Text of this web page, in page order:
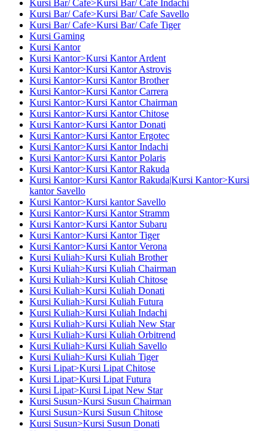
Kursi Bar/ Cafe>Kursi Bar/ Cafe Indachi
Kursi Bar/ Cafe>Kursi Bar/ Cafe Savello
Kursi Bar/ Cafe>Kursi Bar/ Cafe Tiger
Kursi Gaming
Kursi Kantor
Kursi Kantor>Kursi Kantor Ardent
Kursi Kantor>Kursi Kantor Astrovis
Kursi Kantor>Kursi Kantor Brother
Kursi Kantor>Kursi Kantor Carrera
Kursi Kantor>Kursi Kantor Chairman
Kursi Kantor>Kursi Kantor Chitose
Kursi Kantor>Kursi Kantor Donati
Kursi Kantor>Kursi Kantor Ergotec
Kursi Kantor>Kursi Kantor Indachi
Kursi Kantor>Kursi Kantor Polaris
Kursi Kantor>Kursi Kantor Rakuda
Kursi Kantor>Kursi Kantor Rakuda|Kursi Kantor>Kursi
kantor Savello
Kursi Kantor>Kursi kantor Savello
Kursi Kantor>Kursi Kantor Stramm
Kursi Kantor>Kursi Kantor Subaru
Kursi Kantor>Kursi Kantor Tiger
Kursi Kantor>Kursi Kantor Verona
Kursi Kuliah>Kursi Kuliah Brother
Kursi Kuliah>Kursi Kuliah Chairman
Kursi Kuliah>Kursi Kuliah Chitose
Kursi Kuliah>Kursi Kuliah Donati
Kursi Kuliah>Kursi Kuliah Futura
Kursi Kuliah>Kursi Kuliah Indachi
Kursi Kuliah>Kursi Kuliah New Star
Kursi Kuliah>Kursi Kuliah Orbitrend
Kursi Kuliah>Kursi Kuliah Savello
Kursi Kuliah>Kursi Kuliah Tiger
Kursi Lipat>Kursi Lipat Chitose
Kursi Lipat>Kursi Lipat Futura
Kursi Lipat>Kursi Lipat New Star
Kursi Susun>Kursi Susun Chairman
Kursi Susun>Kursi Susun Chitose
Kursi Susun>Kursi Susun Donati